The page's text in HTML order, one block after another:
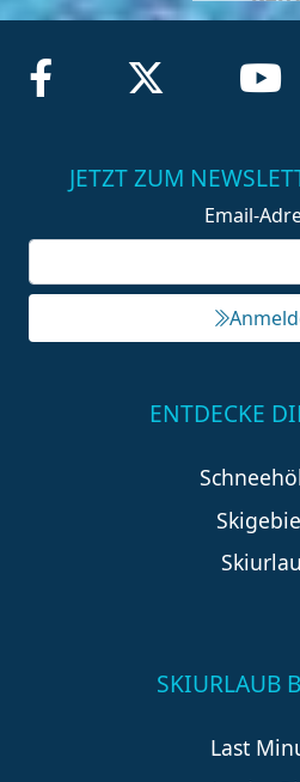
JETZT ZUM
Email-
ENTDECKE
SKIURLAUB
Last